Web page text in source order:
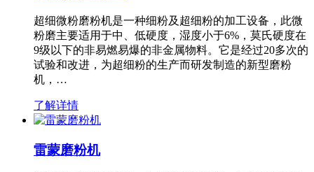
超细微粉磨粉机是一种细粉及超细粉的加工设备，此微
粉磨主要适用于中、低硬度，湿度小于6%，莫氏硬度在
9级以下的非易燃易爆的非金属物料。它是经过20多次的
试验和改进，为超细粉的生产而研发制造的新型磨粉
机，…
了解详情
雷蒙磨粉机